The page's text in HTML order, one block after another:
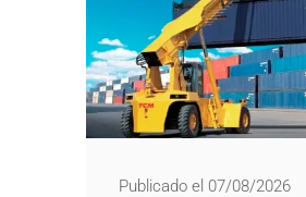
Publicado el 07/08/2026